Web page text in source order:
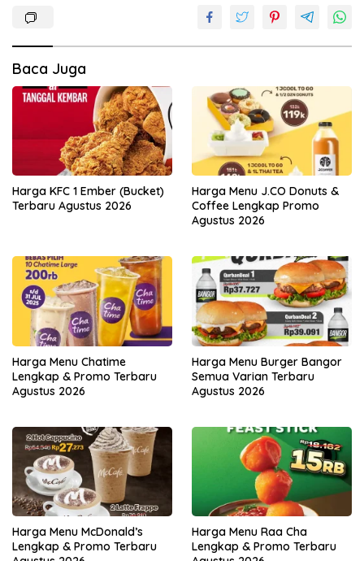
Baca Juga
Harga KFC 1 Ember (Bucket)
Terbaru Agustus 2026
Harga Menu J.CO Donuts &
Coffee Lengkap Promo
Agustus 2026
Harga Menu Chatime
Lengkap & Promo Terbaru
Agustus 2026
Harga Menu Burger Bangor
Semua Varian Terbaru
Agustus 2026
Harga Menu McDonald’s
Lengkap & Promo Terbaru
Harga Menu Raa Cha
Lengkap & Promo Terbaru